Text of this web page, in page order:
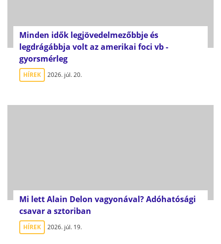
Minden idők legjövedelmezőbbje és
legdrágábbja volt az amerikai foci vb -
gyorsmérleg
HÍREK 2026. júl. 20.
Mi lett Alain Delon vagyonával? Adóhatósági
csavar a sztoriban
HÍREK 2026. júl. 19.